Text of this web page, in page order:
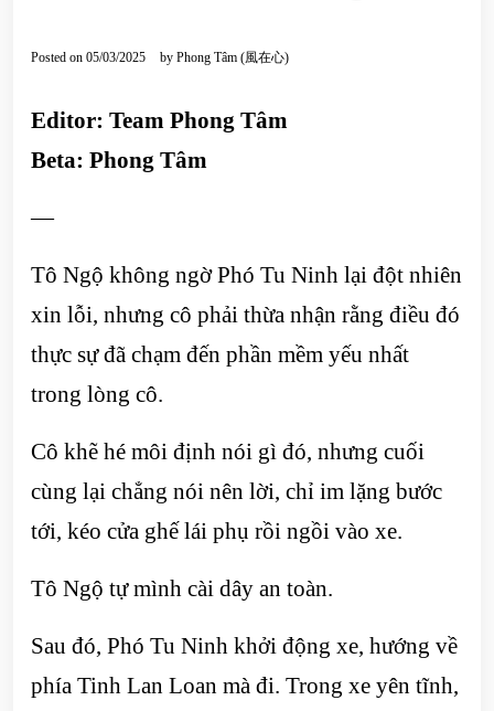
Posted on 05/03/2025 by Phong Tâm (風在心)
Editor: Team Phong Tâm
Beta: Phong Tâm
—
Tô Ngộ không ngờ Phó Tu Ninh lại đột nhiên
xin lỗi, nhưng cô phải thừa nhận rằng điều đó
thực sự đã chạm đến phần mềm yếu nhất
trong lòng cô.
Cô khẽ hé môi định nói gì đó, nhưng cuối
cùng lại chẳng nói nên lời, chỉ im lặng bước
tới, kéo cửa ghế lái phụ rồi ngồi vào xe.
Tô Ngộ tự mình cài dây an toàn.
Sau đó, Phó Tu Ninh khởi động xe, hướng về
phía Tinh Lan Loan mà đi. Trong xe yên tĩnh,